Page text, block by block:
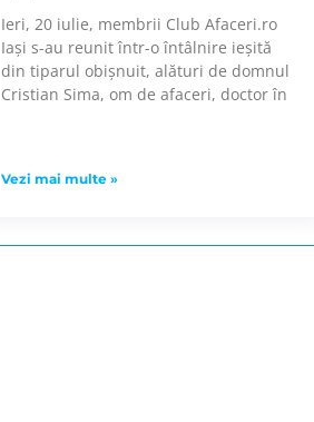
Ieri, 20 iulie, membrii Club Afaceri.ro
Iași s-au reunit într-o întâlnire ieșită
din tiparul obișnuit, alături de domnul
Cristian Sima, om de afaceri, doctor în
Vezi mai multe »